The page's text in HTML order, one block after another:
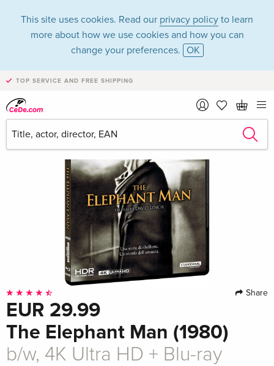
This site uses cookies. Read our privacy policy to learn
more about how we use cookies and how you can
change your preferences. OK
TOP SERVICE AND FREE SHIPPING
Share
EUR 29.99
The Elephant Man (1980)
b/w, 4K Ultra HD + Blu-ray